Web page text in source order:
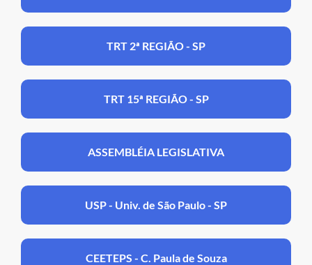
TRT 2ª REGIÃO - SP
TRT 15ª REGIÃO - SP
ASSEMBLÉIA LEGISLATIVA
USP - Univ. de São Paulo - SP
CEETEPS - C. Paula de Souza